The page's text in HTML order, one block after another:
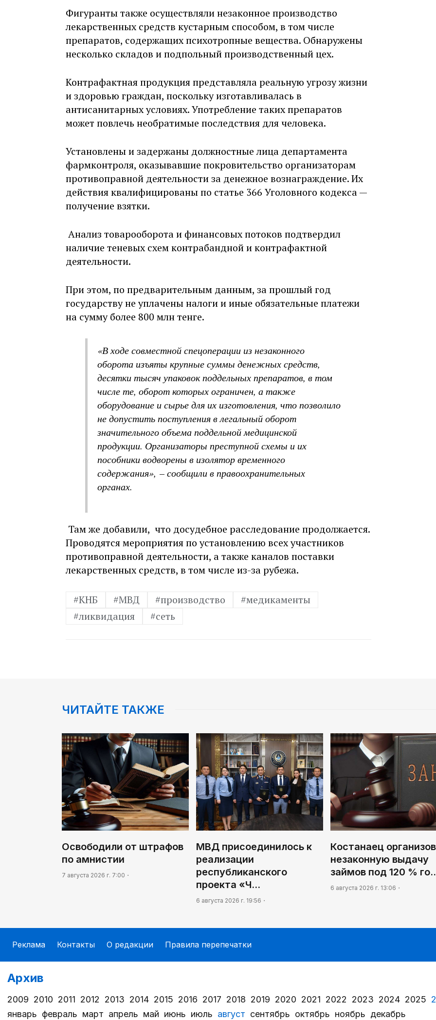
Фигуранты также осуществляли незаконное производство
лекарственных средств кустарным способом, в том числе
препаратов, содержащих психотропные вещества. Обнаружены
несколько складов и подпольный производственный цех.
Контрафактная продукция представляла реальную угрозу жизни
и здоровью граждан, поскольку изготавливалась в
антисанитарных условиях. Употребление таких препаратов
может повлечь необратимые последствия для человека.
Установлены и задержаны должностные лица департамента
фармконтроля, оказывавшие покровительство организаторам
противоправной деятельности за денежное вознаграждение. Их
действия квалифицированы по статье 366 Уголовного кодекса —
получение взятки.
Анализ товарооборота и финансовых потоков подтвердил
наличие теневых схем контрабандной и контрафактной
деятельности.
При этом, по предварительным данным, за прошлый год
государству не уплачены налоги и иные обязательные платежи
на сумму более 800 млн тенге.
«В ходе совместной спецоперации из незаконного
оборота изъяты крупные суммы денежных средств,
десятки тысяч упаковок поддельных препаратов, в том
числе те, оборот которых ограничен, а также
оборудование и сырье для их изготовления, что позволило
не допустить поступления в легальный оборот
значительного объема поддельной медицинской
продукции. Организаторы преступной схемы и их
пособники водворены в изолятор временного
содержания», – сообщили в правоохранительных
органах.
Там же добавили, что досудебное расследование продолжается.
Проводятся мероприятия по установлению всех участников
противоправной деятельности, а также каналов поставки
лекарственных средств, в том числе из-за рубежа.
#КНБ #МВД #производство
#медикаменты
#ликвидация
#сеть
ЧИТАЙТЕ ТАКЖЕ
Освободили от штрафов
по амнистии
7 августа 2026 г. 7:00
МВД присоединилось к
реализации
республиканского
проекта «Ч…
6 августа 2026 г. 19:56
Костанаец
незаконную выдачу
займов под 120 %
6 августа 2026 г. 13:06
Реклама Контакты О редакции Правила перепечатки
Архив
2009 2010 2011 2012 2013 2014 2015 2016 2017 2018 2019 2020 2021 2022 2023 2024 2025
январь февраль март апрель май июнь июль август сентябрь октябрь ноябрь декабрь